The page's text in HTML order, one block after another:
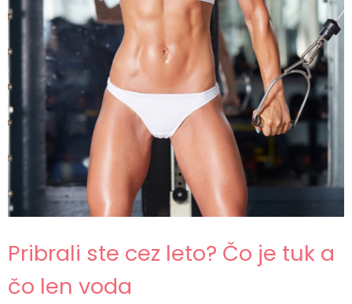
Pribrali ste cez leto? Čo je tuk a
čo len voda